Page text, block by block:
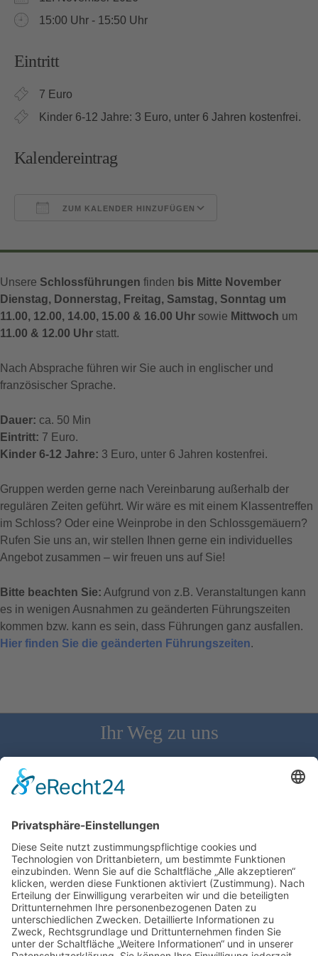
15:00 Uhr - 15:50 Uhr
Eintritt
7 Euro
Kinder 6-12 Jahre: 3 Euro, unter 6 Jahren kostenfrei.
Kalendereintrag
ZUM KALENDER HINZUFÜGEN
Unsere Schlossführungen finden bis Mitte November
Dienstag, Donnerstag, Freitag, Samstag, Sonntag um
11.00, 12.00, 14.00, 15.00 & 16.00 Uhr sowie Mittwoch um
11.00 & 12.00 Uhr statt.
Nach Absprache führen wir Sie auch in englischer und
französischer Sprache.
Dauer: ca. 50 Min
Eintritt: 7 Euro.
Kinder 6-12 Jahre: 3 Euro, unter 6 Jahren kostenfrei.
Gruppen werden gerne nach Vereinbarung außerhalb der
regulären Zeiten geführt. Wir wäre es mit einem Klassentreffen
im Schloss? Oder eine Weinprobe in den Schlossgemäuern?
Rufen Sie uns an, wir stellen Ihnen gerne ein individuelles
Angebot zusammen – wir freuen uns auf Sie!
Bitte beachten Sie: Aufgrund von z.B. Veranstaltungen kann
es in wenigen Ausnahmen zu geänderten Führungszeiten
kommen bzw. kann es sein, dass Führungen ganz ausfallen.
Hier finden Sie die geänderten Führungszeiten.
Ihr Weg zu uns
Schloss Bürgeln, 79418 Schliengen | Telefon: 07626/237 | E-
Mail: direktion@schlossbuergeln.de
Wir benötigen Ihre Zustimmung, um den
Google Maps-Service zu laden!
Wir verwenden einen Service eines
Drittanbieters, um Karteninhalte einzubetten.
Dieser Service kann Daten zu Ihren Aktivitäten
sammeln. Bitte lesen Sie die Details durch und
stimmen Sie der Nutzung des Service zu, um